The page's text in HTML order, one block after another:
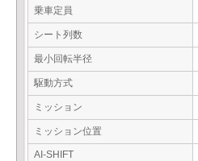
乗車定員
シート列数
最小回転半径
駆動方式
ミッション
ミッション位置
AI-SHIFT